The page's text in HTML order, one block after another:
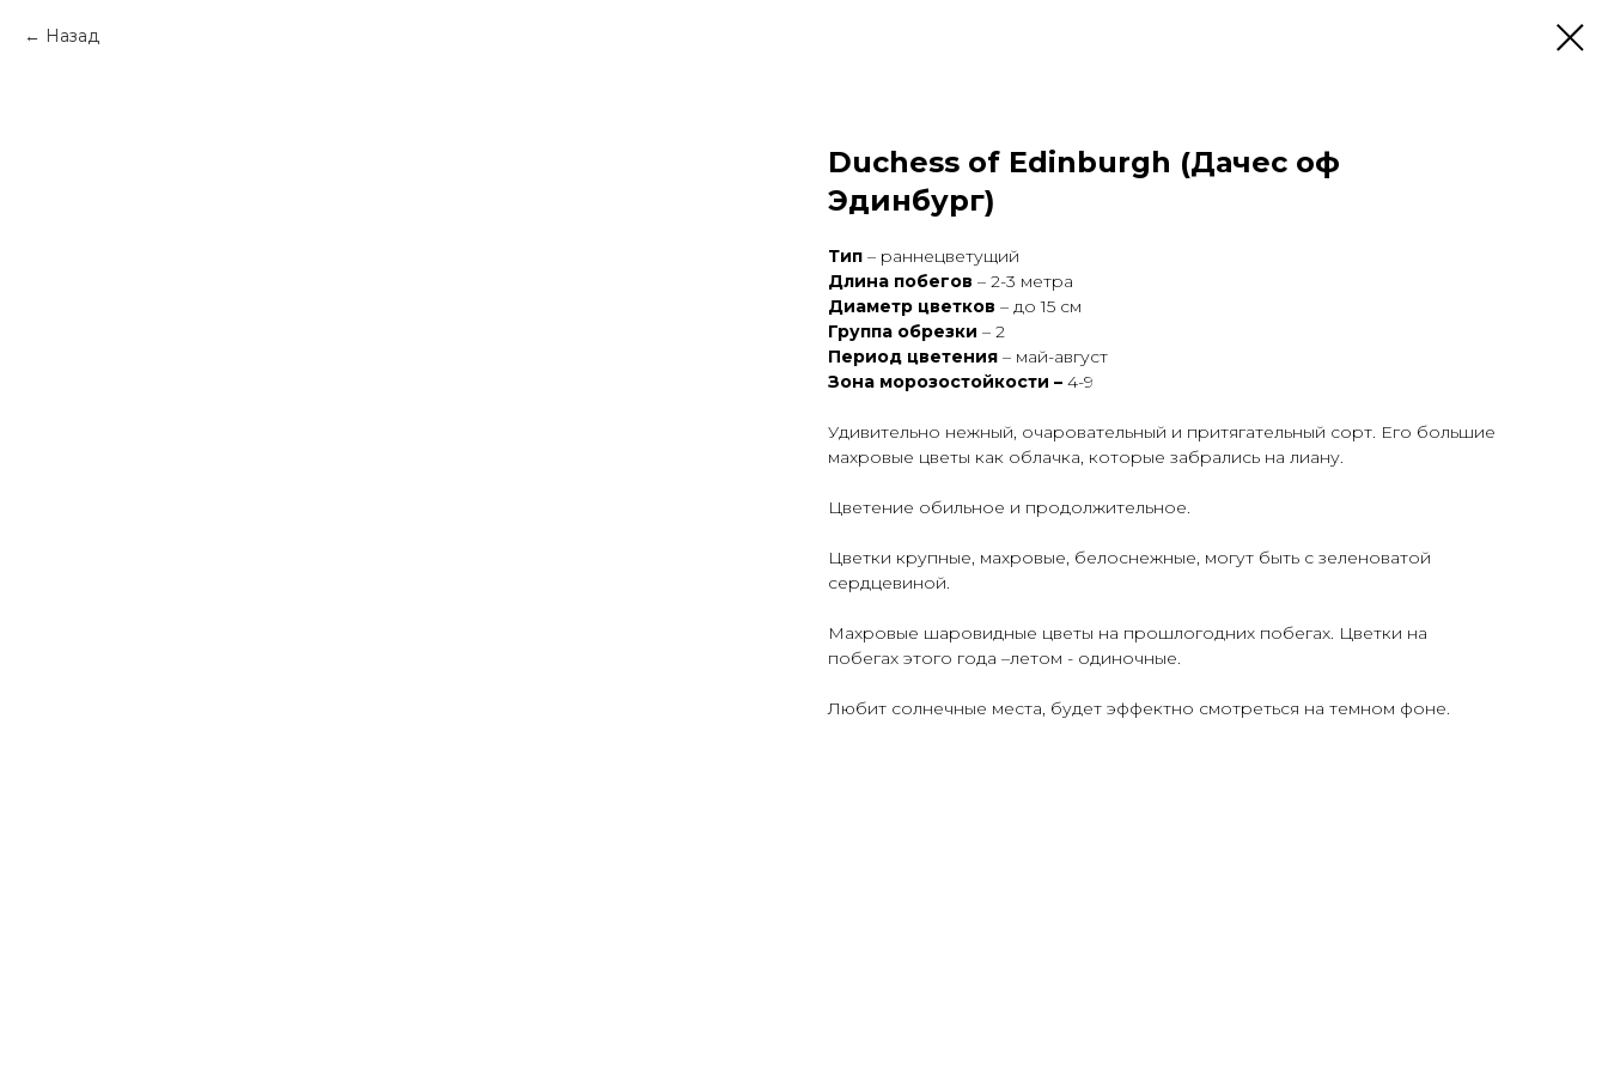
Назад
Duchess of Edinburgh (Дачес оф
Эдинбург)
Тип – раннецветущий
Длина побегов – 2-3 метра
Диаметр цветков – до 15 см
Группа обрезки – 2
Период цветения – май-август
Зона морозостойкости – 4-9
Удивительно нежный, очаровательный и притягательный сорт. Его большие
махровые цветы как облачка, которые забрались на лиану.
Цветение обильное и продолжительное.
Цветки крупные, махровые, белоснежные, могут быть с зеленоватой
сердцевиной.
Махровые шаровидные цветы на прошлогодних побегах. Цветки на
побегах этого года –летом - одиночные.
Любит солнечные места, будет эффектно смотреться на темном фоне.